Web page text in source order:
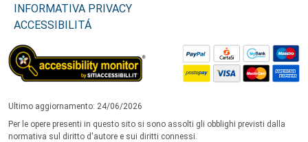
INFORMATIVA PRIVACY
ACCESSIBILITÁ
Ultimo aggiornamento: 24/06/2026
Per le opere presenti in questo sito si sono assolti gli obblighi previsti dalla
normativa sul diritto d'autore e sui diritti connessi.